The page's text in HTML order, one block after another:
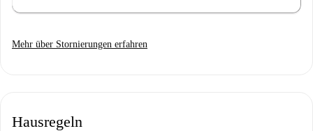
Mehr über Stornierungen erfahren
Hausregeln